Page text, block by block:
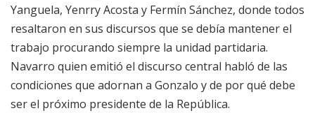
Yanguela, Yenrry Acosta y Fermín Sánchez, donde todos
resaltaron en sus discursos que se debía mantener el
trabajo procurando siempre la unidad partidaria.
Navarro quien emitió el discurso central habló de las
condiciones que adornan a Gonzalo y de por qué debe
ser el próximo presidente de la República.